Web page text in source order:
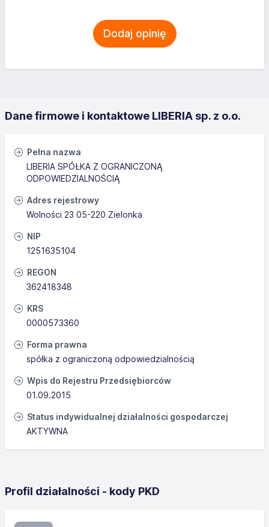
Dodaj opinię
Dane firmowe i kontaktowe LIBERIA sp. z o.o.
Pełna nazwa
LIBERIA SPÓŁKA Z OGRANICZONĄ
ODPOWIEDZIALNOŚCIĄ
Adres rejestrowy
Wolności 23 05-220 Zielonka
NIP
1251635104
REGON
362418348
KRS
0000573360
Forma prawna
spółka z ograniczoną odpowiedzialnością
Wpis do Rejestru Przedsiębiorców
01.09.2015
Status indywidualnej działalności gospodarczej
AKTYWNA
Profil działalności - kody PKD